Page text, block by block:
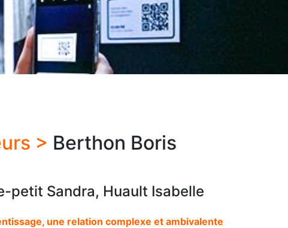
> Berthon Boris
petit Sandra, Huault Isabelle
une relation complexe et ambivalente